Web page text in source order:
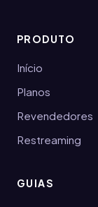
PRODUTO
Início
Planos
Revendedores
Restreaming
GUIAS